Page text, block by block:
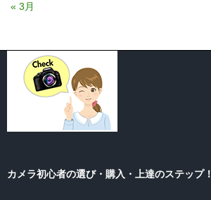
« 3月
カメラ初心者の選び・購入・上達のステップ！